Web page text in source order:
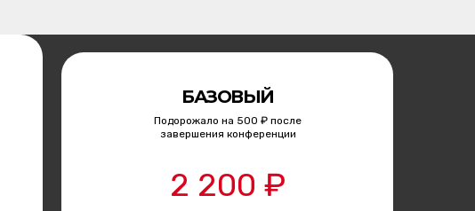
2 200 ₽
Подорожало на 500 ₽ после
завершения конференции
БАЗОВЫЙ